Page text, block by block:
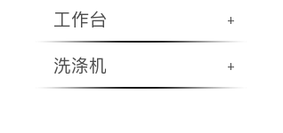
工作台 +
洗涤机 +